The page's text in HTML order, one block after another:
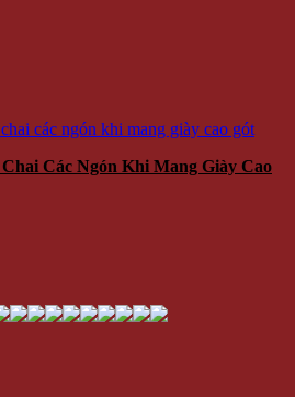
Các Ngón Khi Mang Giày Cao